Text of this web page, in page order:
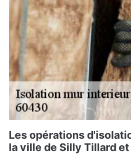
Les opérations
la ville de Silly Tillard